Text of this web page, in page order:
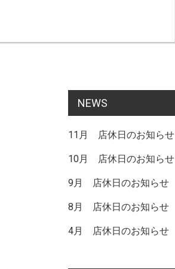
NEWS
11月 店休日のお知らせ
10月 店休日のお知らせ
9月 店休日のお知らせ
8月 店休日のお知らせ
4月 店休日のお知らせ